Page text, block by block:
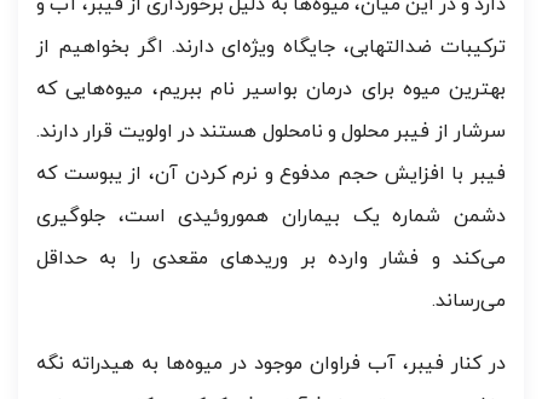
ترکیبات ضدالتهابی، جایگاه ویژه‌ای دارند. اگر بخواهیم از
بهترین میوه برای درمان بواسیر نام ببریم، میوه‌هایی که
سرشار از فیبر محلول و نامحلول هستند در اولویت قرار دارند.
فیبر با افزایش حجم مدفوع و نرم کردن آن، از یبوست که
دشمن شماره یک بیماران هموروئیدی است، جلوگیری
می‌کند و فشار وارده بر وریدهای مقعدی را به حداقل
می‌رساند.
در کنار فیبر، آب فراوان موجود در میوه‌ها به هیدراته نگه